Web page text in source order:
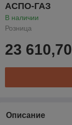
АСПО-ГАЗ
В наличии
Розница
23 610,70
Описание